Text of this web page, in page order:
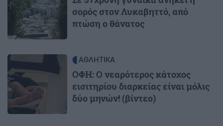
σορός στον Λυκαβηττό, από
πτώση ο θάνατος
Image ΑΘΛΗΤΙΚΑ
ΟΦΗ: Ο νεαρότερος κάτοχος
εισιτηρίου διαρκείας είναι μόλις
δύο μηνών! (βίντεο)